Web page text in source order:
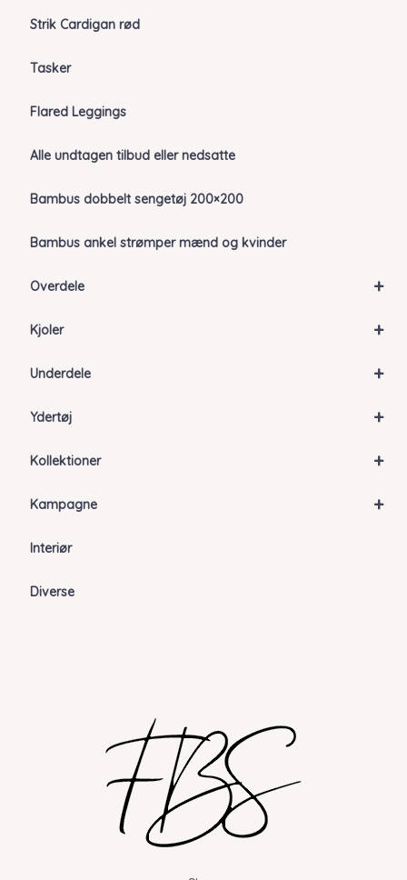
Strik Cardigan rød
Tasker
Flared Leggings
Alle undtagen tilbud eller nedsatte
Bambus dobbelt sengetøj 200×200
Bambus ankel strømper mænd og kvinder
+
Overdele
+
Kjoler
+
Underdele
+
Ydertøj
+
Kollektioner
+
Kampagne
Interiør
Diverse